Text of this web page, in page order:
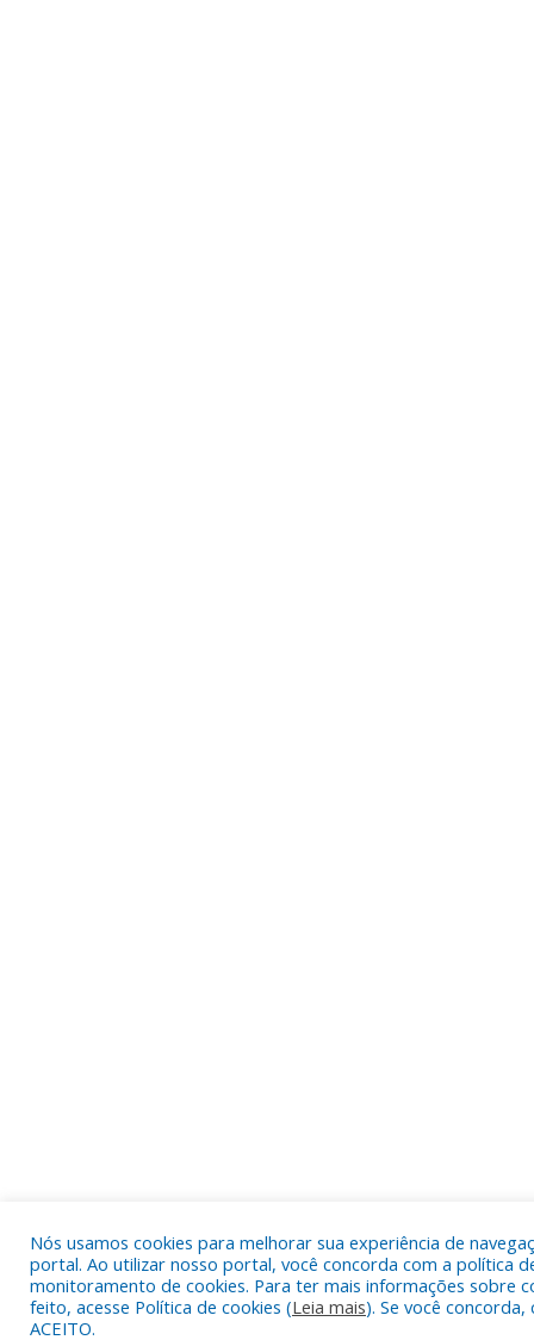
Nós usamos cookies para melhorar sua experiência de
portal. Ao utilizar nosso portal, você concorda com a política
monitoramento de cookies. Para ter mais informações sobre
feito, acesse Política de cookies (Leia mais). Se você concorda,
ACEITO.